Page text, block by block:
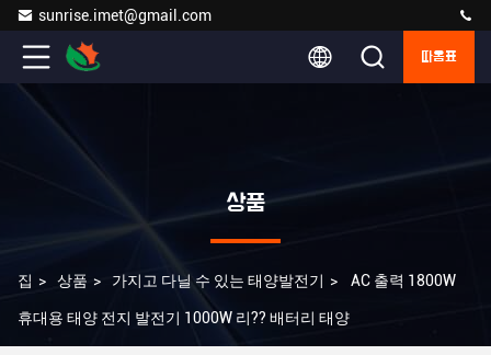
sunrise.imet@gmail.com
따옴표
상품
집 > 상품 > 가지고 다닐 수 있는 태양발전기 > AC 출력 1800W
휴대용 태양 전지 발전기 1000W 리?? 배터리 태양